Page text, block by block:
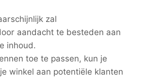
zal
aandacht te besteden aan
inhoud.
toe te passen, kun je
winkel aan potentiële klanten